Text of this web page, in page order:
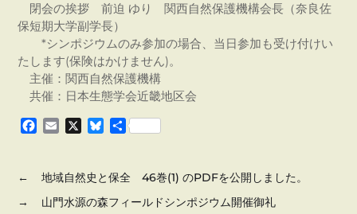
閉会の挨拶 前迫 ゆり 関西自然保護機構会長（奈良佐
保短期大学副学長）
*シンポジウムのみ参加の場合、当日参加も受け付けい
たします(保険はかけません)。
主催：関西自然保護機構
共催：日本生態学会近畿地区会
e
o
i
B
e
k
共
←
地域自然史と保全 46巻(1) のPDFを公開しました。
→
山門水源の森フィールドシンポジウム開催御礼